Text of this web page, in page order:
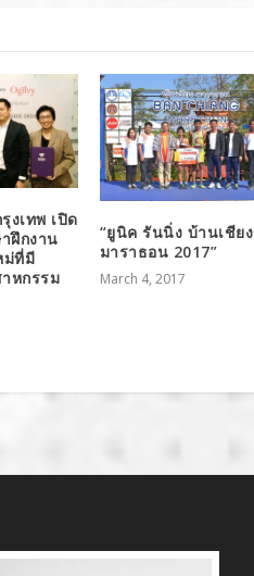
งเทพ เปิด
ฝึกงาน
ม่ที่มี
หกรรม
“ยูนิค รันนิ่ง บ้านเชียง
มาราธอน 2017”
March 4, 2017